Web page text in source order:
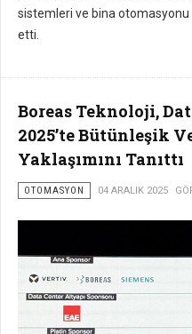
sistemleri ve bina
etti.
Boreas Teknoloji,
2025’te Bütünleşik
Yaklaşımını Tanıttı
OTOMASYON 04 ARALIK 2025